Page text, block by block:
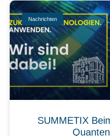
Nachrichten
SUMMETIX